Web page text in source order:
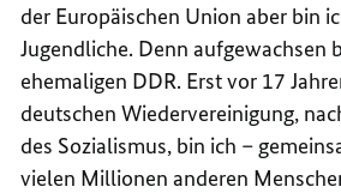
der Europäischen Union aber bin
Jugendliche. Denn aufgewachsen
ehemaligen DDR. Erst vor 17
deutschen Wiedervereinigung,
des Sozialismus, bin ich –
vielen Millionen anderen